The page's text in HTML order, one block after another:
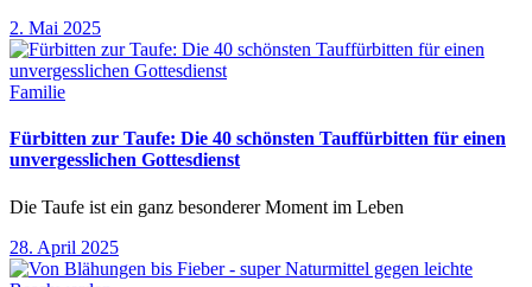
2. Mai 2025
Familie
Fürbitten zur Taufe: Die 40 schönsten Tauffürbitten für einen
unvergesslichen Gottesdienst
Die Taufe ist ein ganz besonderer Moment im Leben
28. April 2025